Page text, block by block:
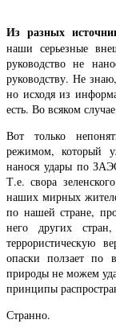
Из разных
наши серьезные
руководство не
руководству. Не знаю,
но исходя из
есть. Во всяком
Вот только
режимом, который
нанося удары по
Т.е. свора
наших мирных
по нашей стране,
него других
террористическую
опаски ползает по
природы не можем
принципы
Странно.